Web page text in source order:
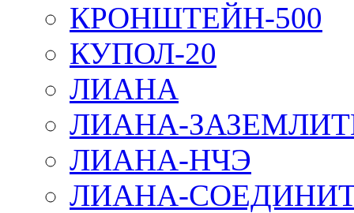
КРОНШТЕЙН-500
КУПОЛ-20
ЛИАНА
ЛИАНА-
ЛИАНА-НЧЭ
ЛИАНА-